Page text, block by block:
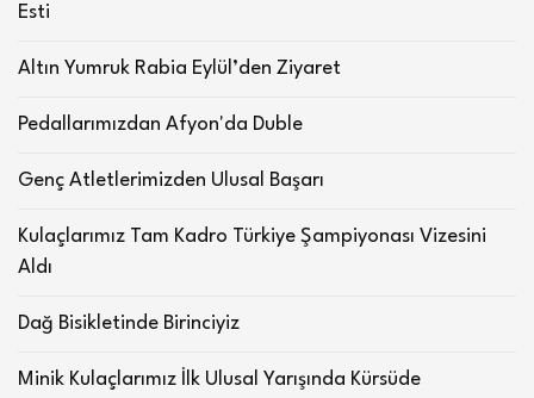
Esti
Altın Yumruk Rabia Eylül’den Ziyaret
Pedallarımızdan Afyon'da Duble
Genç Atletlerimizden Ulusal Başarı
Kulaçlarımız Tam Kadro Türkiye Şampiyonası Vizesini
Aldı
Dağ Bisikletinde Birinciyiz
Minik Kulaçlarımız İlk Ulusal Yarışında Kürsüde